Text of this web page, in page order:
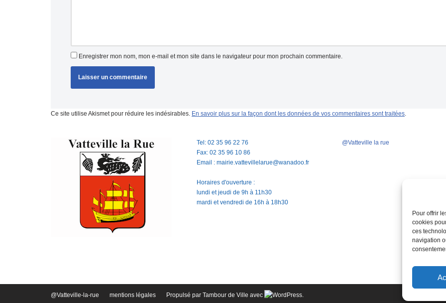
Pour offrir
cookies
ces
navigation
Enregistrer mon nom, mon e-mail et mon site dans le navigateur pour mon prochain commentaire.
Ce site utilise Akismet pour réduire les indésirables. En savoir plus sur la façon dont les données de vos commentaires sont traitées.
Tel: 02 35 96 22 76
Fax: 02 35 96 10 86
Email : mairie.vattevillelarue@wanadoo.fr
Horaires d'ouverture :
lundi et jeudi de 9h à 11h30
mardi et vendredi de 16h à 18h30
@Vatteville la rue
@Vatteville-la-rue mentions légales Propulsé par Tambour de Ville avec .